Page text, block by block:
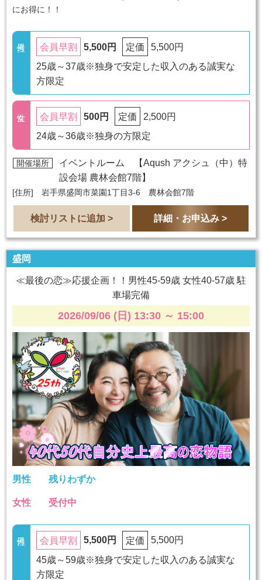
にお得に！！
会員早割 5,500円 定価
5,500円
25歳～37歳※独身で安定した収入のある誠実な
方限定
会員早割 500円 定価
2,500円
24歳～36歳※独身の方限定
開催場所 イベントルーム 【Aqush アクシュ（中）特
設会場 農林会館7階】
[住所] 岩手県盛岡市菜園1丁目3-6 農林会館7階
検討リストに追加 > 詳細・お申込み >
盛岡
≪最後の恋≫応援企画！！男性45-59歳 女性40-57歳 駐
車場完備
2026/09/06 (日) 13:30 ～ 15:00
男性 残りわずか
女性 受付中
会員早割 5,500円 定価
5,500円
45歳～59歳※独身で安定した収入のある誠実な
方限定